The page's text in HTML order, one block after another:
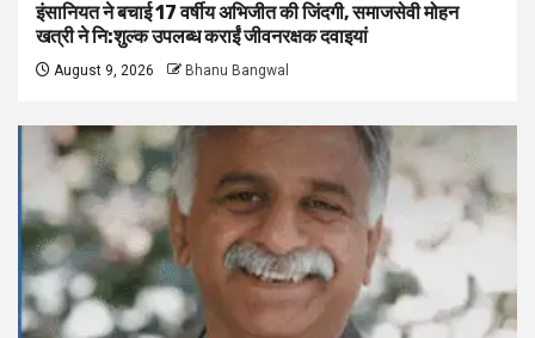
इंसानियत ने बचाई 17 वर्षीय अभिजीत की जिंदगी, समाजसेवी मोहन
खत्री ने नि:शुल्क उपलब्ध कराईं जीवनरक्षक दवाइयां
August 9, 2026 Bhanu Bangwal